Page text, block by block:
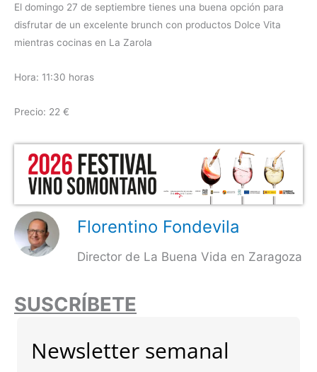
El domingo 27 de septiembre tienes una buena opción para
disfrutar de un excelente brunch con productos Dolce Vita
mientras cocinas en La Zarola
Hora: 11:30 horas
Precio: 22 €
Florentino Fondevila
Director de La Buena Vida en Zaragoza
SUSCRÍBETE
Newsletter semanal